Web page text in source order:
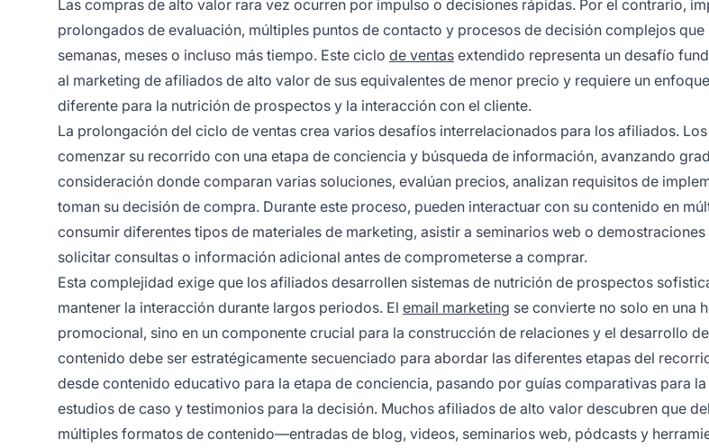
Las compras de alto valor rara vez ocurren por impulso o decisiones rápidas. Por el contrario,
prolongados de evaluación, múltiples puntos de contacto y procesos de decisión complejos que
semanas, meses o incluso más tiempo. Este ciclo de ventas extendido representa un desafío
al marketing de afiliados de alto valor de sus equivalentes de menor precio y requiere un
diferente para la nutrición de prospectos y la interacción con el cliente.
La prolongación del ciclo de ventas crea varios desafíos interrelacionados para los afiliados.
comenzar su recorrido con una etapa de conciencia y búsqueda de información, avanzando
consideración donde comparan varias soluciones, evalúan precios, analizan requisitos de
toman su decisión de compra. Durante este proceso, pueden interactuar con su contenido en
consumir diferentes tipos de materiales de marketing, asistir a seminarios web o
solicitar consultas o información adicional antes de comprometerse a comprar.
Esta complejidad exige que los afiliados desarrollen sistemas de nutrición de prospectos
mantener la interacción durante largos periodos. El email marketing se convierte no solo en una
promocional, sino en un componente crucial para la construcción de relaciones y el desarrollo
contenido debe ser estratégicamente secuenciado para abordar las diferentes etapas del
desde contenido educativo para la etapa de conciencia, pasando por guías comparativas para
estudios de caso y testimonios para la decisión. Muchos afiliados de alto valor descubren que
múltiples formatos de contenido—entradas de blog, videos, seminarios web, pódcasts y